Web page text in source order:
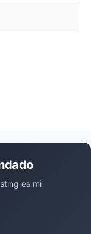
es mi